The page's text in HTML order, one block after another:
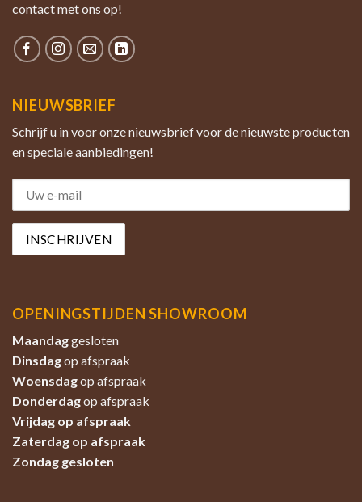
contact met ons op!
NIEUWSBRIEF
Schrijf u in voor onze nieuwsbrief voor de nieuwste producten
en speciale aanbiedingen!
OPENINGSTIJDEN SHOWROOM
Maandaggesloten
Dinsdagop afspraak
Woensdagop afspraak
Donderdagop afspraak
Vrijdag op afspraak
Zaterdag op afspraak
Zondag gesloten